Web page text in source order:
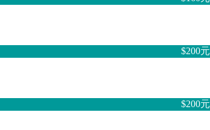
$200元
$200元